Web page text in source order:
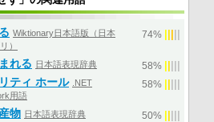
Wiktionary日本語版（日本
）
74%
れる 日本語表現辞典 58%
ティ ホール
.NET
用語
58%
物 日本語表現辞典 50%